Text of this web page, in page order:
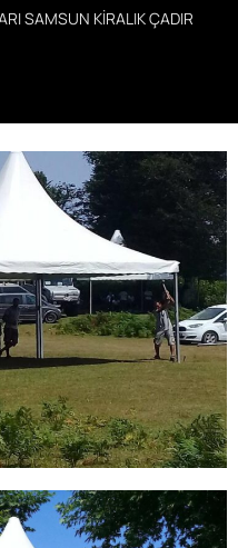
SAMSUN KİRALIK ÇADIR